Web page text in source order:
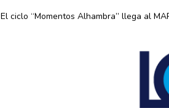
El ciclo “Momentos Alhambra” llega al